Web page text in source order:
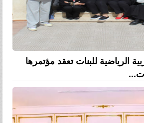
الرياضية للبنات تعقد مؤتمرها
ت...